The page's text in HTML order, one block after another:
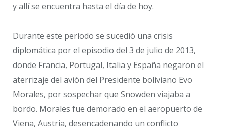
y allí se encuentra hasta el día de hoy.
Durante este período se sucedió una crisis
diplomática por el episodio del 3 de julio de 2013,
donde Francia, Portugal, Italia y España negaron el
aterrizaje del avión del Presidente boliviano Evo
Morales, por sospechar que Snowden viajaba a
bordo. Morales fue demorado en el aeropuerto de
Viena, Austria, desencadenando un conflicto